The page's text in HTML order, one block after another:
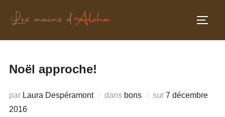
Noël approche!
par Laura Despéramont dans bons sur Publié
7 décembre
2016